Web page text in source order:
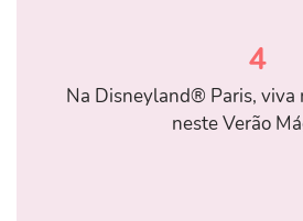
4
Na Disneyland® Paris, viva
neste Verão